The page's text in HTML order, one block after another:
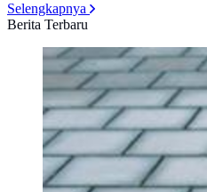
Selengkapnya
Berita Terbaru